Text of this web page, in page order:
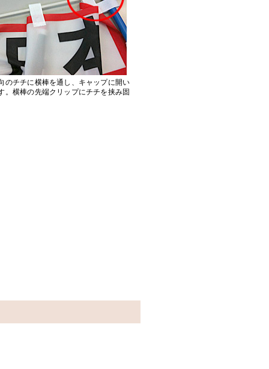
のチチに横棒を通し、キャップに開い
。横棒の先端クリップにチチを挟み固